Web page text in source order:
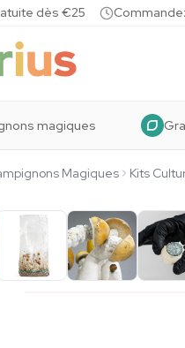
dès €25
magiques
Magiques Kits